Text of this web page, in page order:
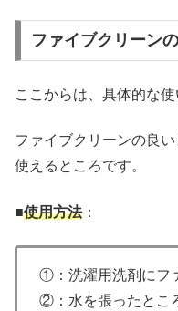
ファイブクリーン
ここからは、具体的な
ファイブクリーンの良
使えるところです。
■使用方法：
①：洗濯用洗剤にフ
②：水を張ったとこ